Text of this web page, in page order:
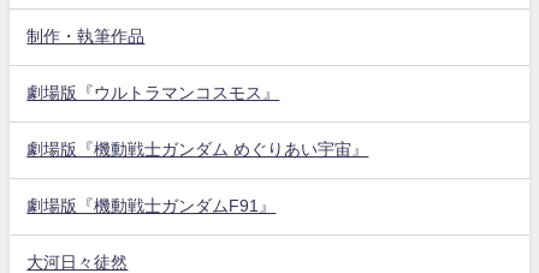
制作・執筆作品
劇場版『ウルトラマンコスモス』
劇場版『機動戦士ガンダム めぐりあい宇宙』
劇場版『機動戦士ガンダムF91』
大河日々徒然